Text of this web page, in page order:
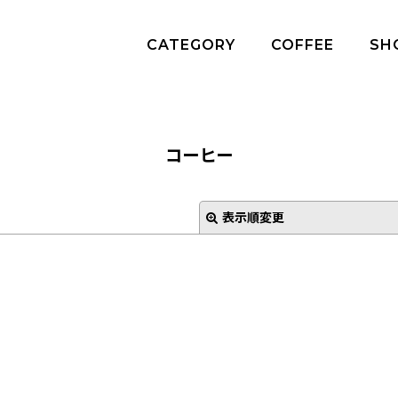
CATEGORY COFFEE
コーヒー
表示順変更